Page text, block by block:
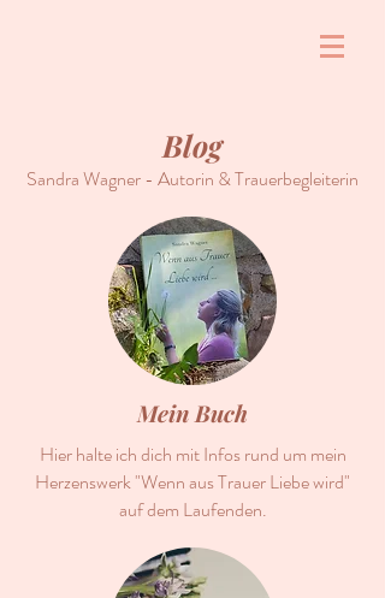
Blog
Sandra Wagner - Autorin & Trauerbegleiterin
Mein Buch
Hier halte ich dich mit Infos rund um mein
Herzenswerk "Wenn aus Trauer Liebe wird"
auf dem Laufenden.